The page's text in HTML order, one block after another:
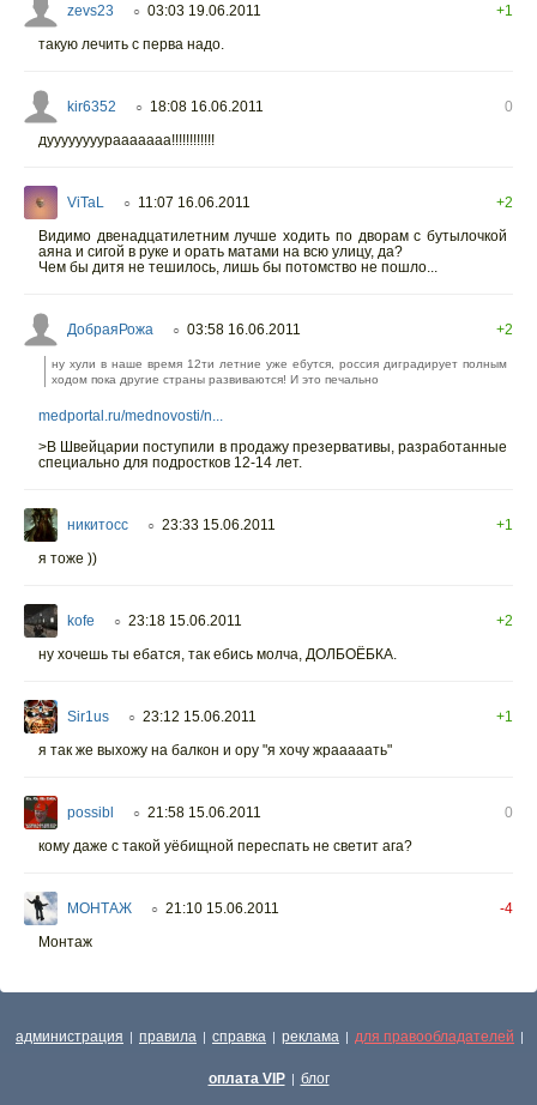
zevs23 ○ 03:03 19.06.2011
+1
такую лечить с перва надо.
kir6352 ○ 18:08 16.06.2011
0
дуууууууурааааааа!!!!!!!!!!!!
ViTaL ○ 11:07 16.06.2011
+2
Видимо двенадцатилетним лучше ходить по дворам с бутылочкой
аяна и сигой в руке и орать матами на всю улицу, да?
Чем бы дитя не тешилось, лишь бы потомство не пошло...
ДобраяРожа ○ 03:58 16.06.2011 +2
ну хули в наше время 12ти летние уже ебутся, россия диградирует полным
ходом пока другие страны развиваются! И это печально
medportal.ru/mednovosti/n...
>В Швейцарии поступили в продажу презервативы, разработанные
специально для подростков 12-14 лет.
никитосс ○ 23:33 15.06.2011
+1
я тоже ))
kofe ○ 23:18 15.06.2011
+2
ну хочешь ты ебатся, так ебись молча, ДОЛБОЁБКА.
Sir1us ○ 23:12 15.06.2011
+1
я так же выхожу на балкон и ору "я хочу жрааааать"
possibl ○ 21:58 15.06.2011
0
кому даже с такой уёбищной переспать не светит ага?
МОНТАЖ ○ 21:10 15.06.2011
-4
Монтаж
администрация | правила | справка | реклама | для правообладателей |
оплата VIP | блог